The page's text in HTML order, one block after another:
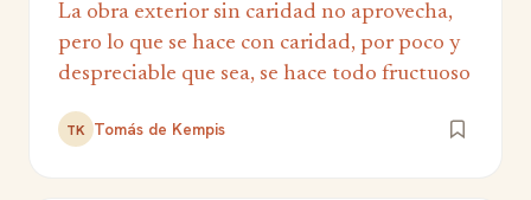
La obra exterior sin caridad no aprovecha,
pero lo que se hace con caridad, por poco y
despreciable que sea, se hace todo fructuoso
TK Tomás de Kempis